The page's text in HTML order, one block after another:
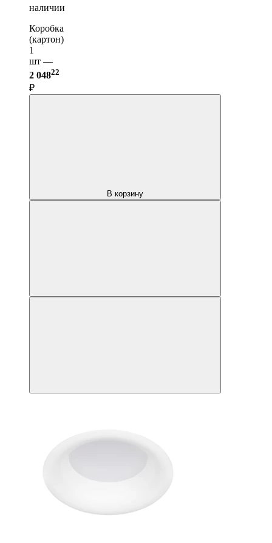
наличии
Коробка
(картон)
1
шт —
2 04822
₽
В корзину